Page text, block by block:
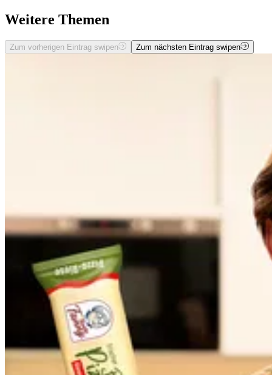
Weitere Themen
Zum vorherigen Eintrag swipen Zum nächsten Eintrag swipen